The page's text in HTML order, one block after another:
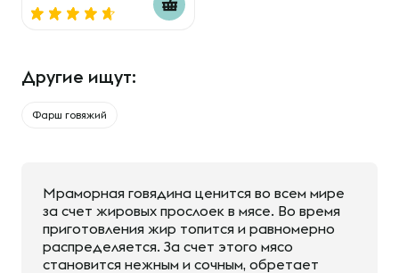
Другие ищут:
Фарш говяжий
Мраморная говядина ценится во всем мире
за счет жировых прослоек в мясе. Во время
приготовления жир топится и равномерно
распределяется. За счет этого мясо
становится нежным и сочным, обретает